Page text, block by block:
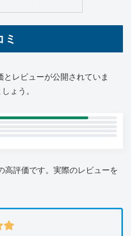
レビューが公開されていま
ょう。
高評価です。実際のレビューを